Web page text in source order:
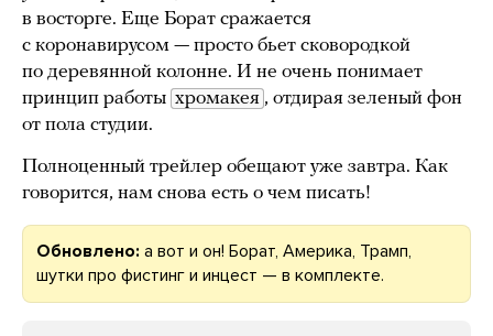
в восторге. Еще Борат сражается
с коронавирусом — просто бьет сковородкой
по деревянной колонне. И не очень понимает
принцип работы хромакея , отдирая зеленый фон
от пола студии.
Полноценный трейлер обещают уже завтра. Как
говорится, нам снова есть о чем писать!
Обновлено: а вот и он! Борат, Америка, Трамп,
шутки про фистинг и инцест — в комплекте.